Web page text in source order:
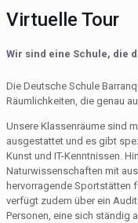
Virtuelle Tour
Wir sind eine Schule, die
Die Deutsche Schule
Räumlichkeiten, die genau
Unsere Klassenräume sind
ausgestattet und es gibt
Kunst und IT-Kenntnissen.
Naturwissenschaften mit
hervorragende Sportstätten
verfügt zudem über ein
Personen, eine sich ständig